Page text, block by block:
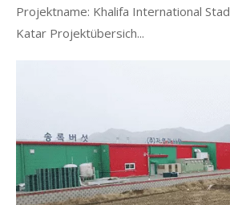
Projektname: Khalifa International
Katar Projektübersich...